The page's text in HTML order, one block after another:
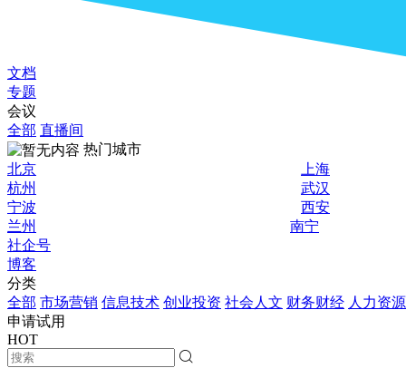
文档
专题
会议
全部 直播间
热门城市
北京
上海
杭州
武汉
宁波
西安
兰州
南宁
社企号
博客
分类
全部 市场营销 信息技术 创业投资 社会人文 财务财经 人力资源
申请试用
HOT